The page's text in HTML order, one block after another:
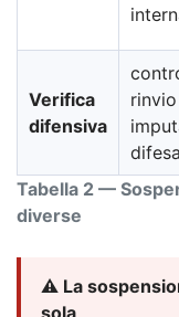
Tabella 2 —
diverse
Verifica
difensiva
difesa
⚠️ La
sola